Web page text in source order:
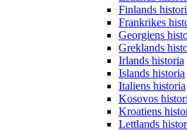
Finlands
Frankrikes
Georgiens
Greklands
Irlands historia
Islands historia
Italiens historia
Kosovos
Kroatiens
Lettlands